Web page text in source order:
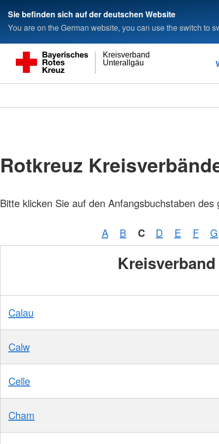
Sie befinden sich auf der deutschen Website
You are on the German website, you can use the switch to
Unterallgäu
Kreisverband
Rotkreuz
Bitte klicken Sie auf den Anfangsbuchstaben
A B C D E F G
Kreisverband
Calau
Calw
Celle
Cham